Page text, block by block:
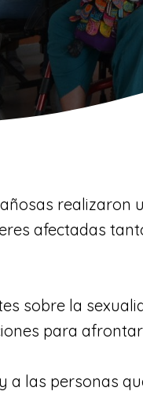
realizaron
afectadas
sobre la
para
las personas